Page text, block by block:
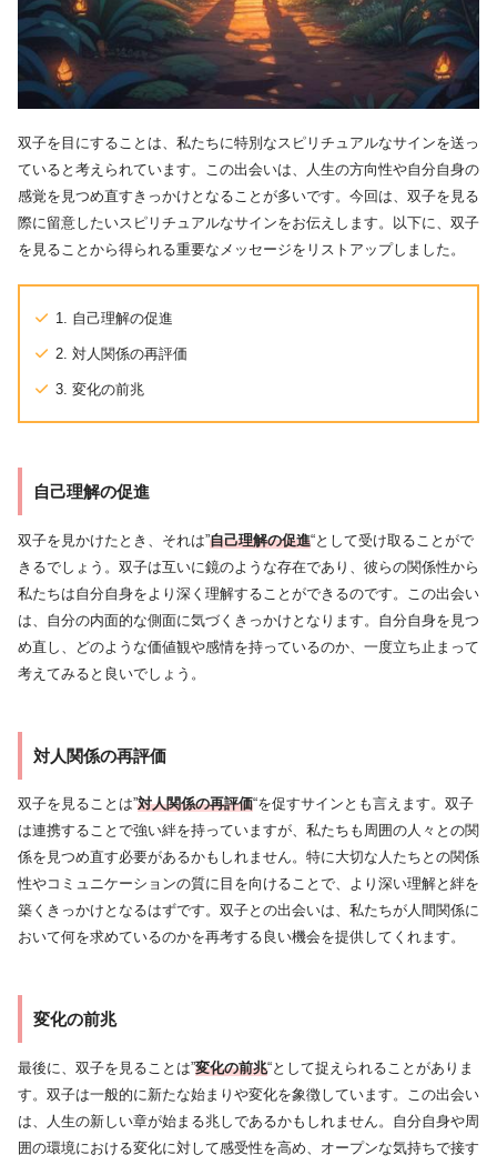
双子を目にすることは、私たちに特別なスピリチュアルなサインを送っ
ていると考えられています。この出会いは、人生の方向性や自分自身の
感覚を見つめ直すきっかけとなることが多いです。今回は、双子を見る
際に留意したいスピリチュアルなサインをお伝えします。以下に、双子
を見ることから得られる重要なメッセージをリストアップしました。
1. 自己理解の促進
2. 対人関係の再評価
3. 変化の前兆
自己理解の促進
双子を見かけたとき、それは”自己理解の促進“として受け取ることがで
きるでしょう。双子は互いに鏡のような存在であり、彼らの関係性から
私たちは自分自身をより深く理解することができるのです。この出会い
は、自分の内面的な側面に気づくきっかけとなります。自分自身を見つ
め直し、どのような価値観や感情を持っているのか、一度立ち止まって
考えてみると良いでしょう。
対人関係の再評価
双子を見ることは”対人関係の再評価“を促すサインとも言えます。双子
は連携することで強い絆を持っていますが、私たちも周囲の人々との関
係を見つめ直す必要があるかもしれません。特に大切な人たちとの関係
性やコミュニケーションの質に目を向けることで、より深い理解と絆を
築くきっかけとなるはずです。双子との出会いは、私たちが人間関係に
おいて何を求めているのかを再考する良い機会を提供してくれます。
変化の前兆
最後に、双子を見ることは”変化の前兆“として捉えられることがありま
す。双子は一般的に新たな始まりや変化を象徴しています。この出会い
は、人生の新しい章が始まる兆しであるかもしれません。自分自身や周
囲の環境における変化に対して感受性を高め、オープンな気持ちで接す